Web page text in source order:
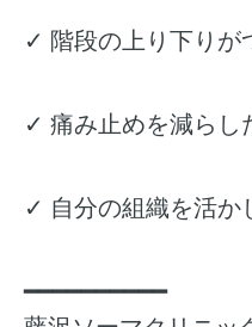
✓ 階段の上り下りが
✓ 痛み止めを減らし
✓ 自分の組織を活か
━━━━━━━━━━